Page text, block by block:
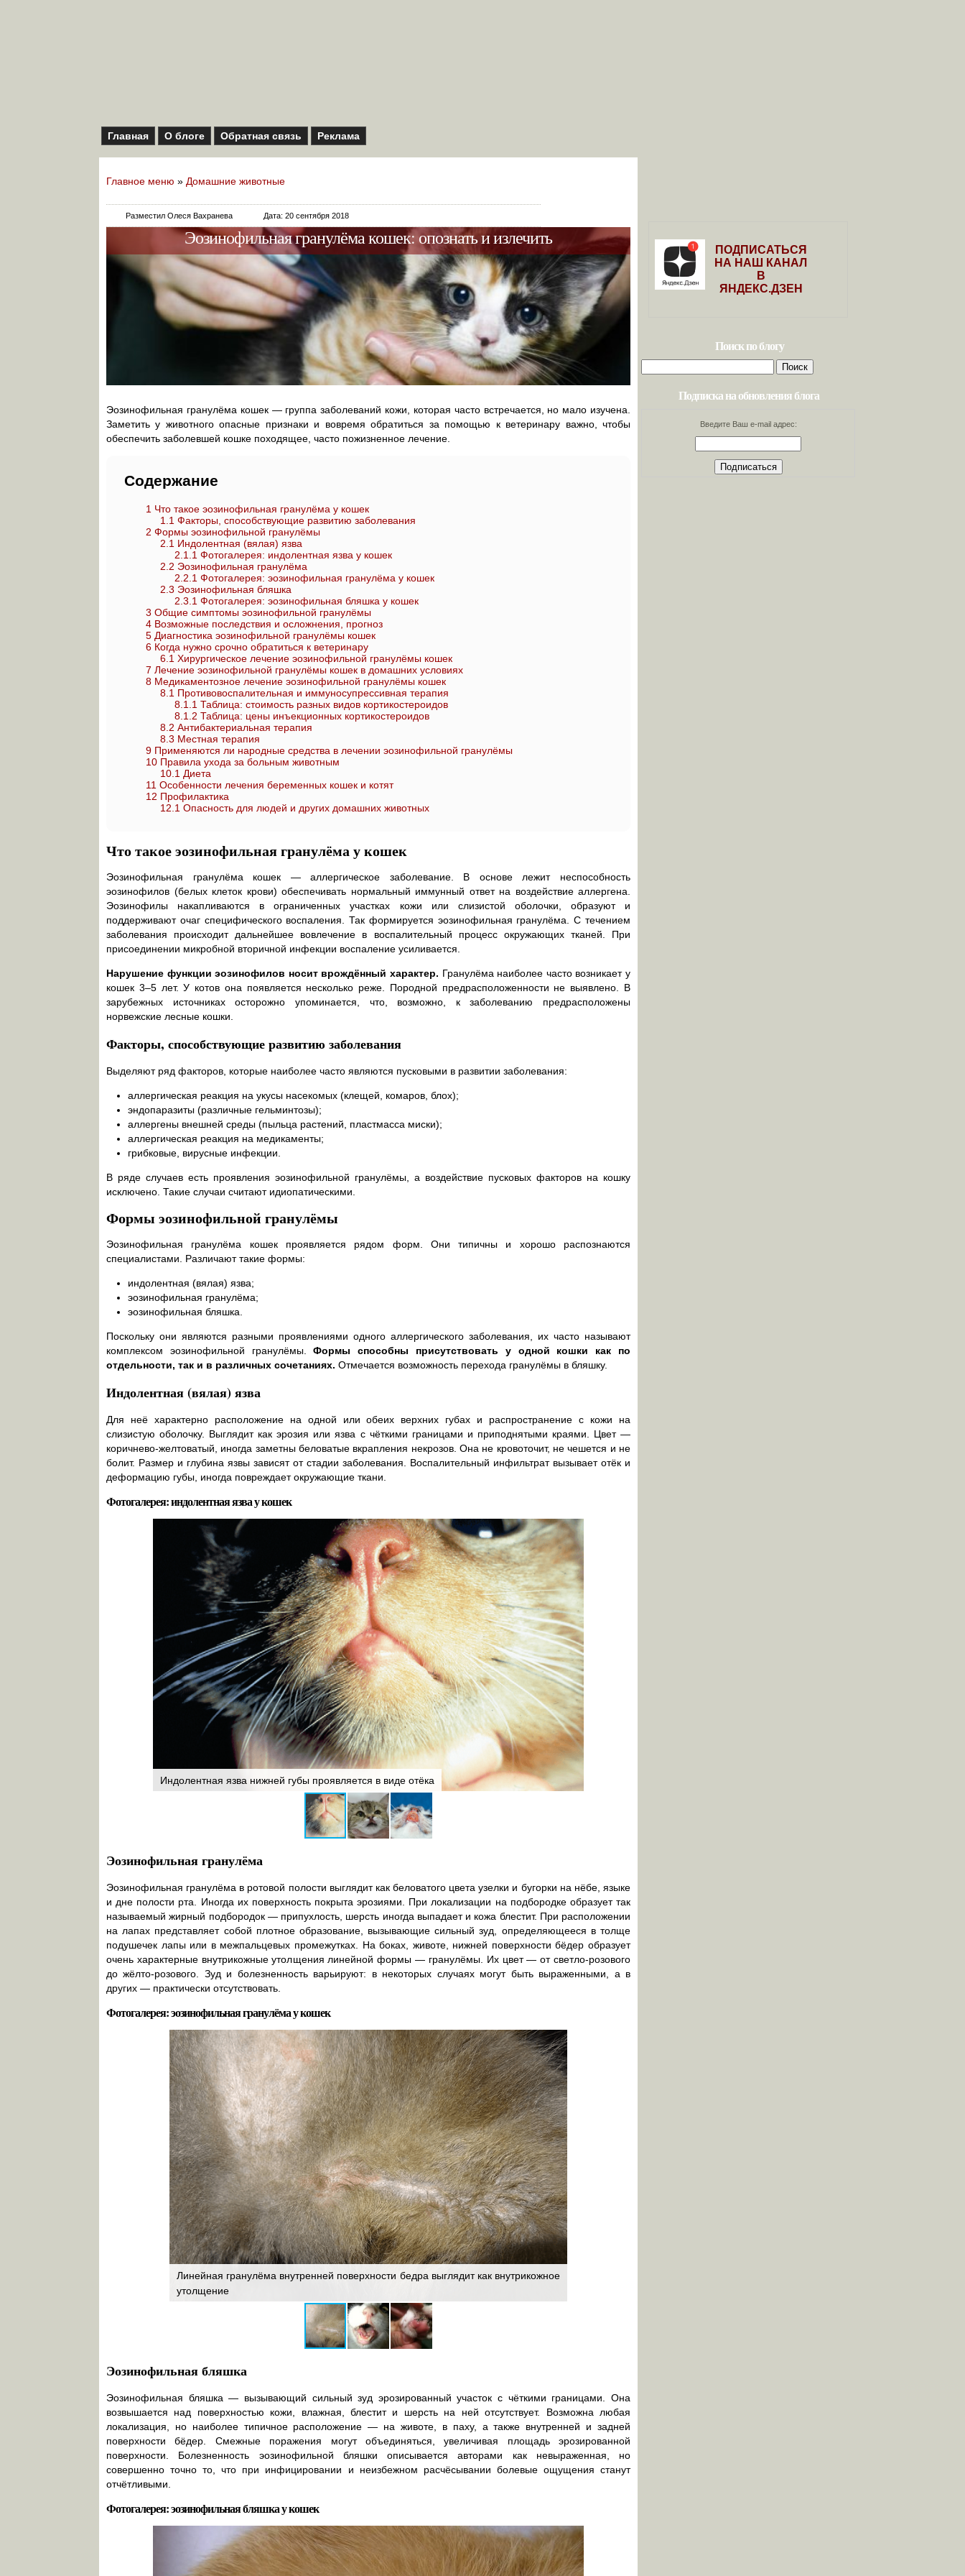
Главная О блоге Обратная связь Реклама
Главное меню » Домашние животные
Разместил Олеся Вахранева Дата: 20 сентября 2018
Эозинофильная гранулёма кошек: опознать и излечить
Эозинофильная гранулёма кошек — группа заболеваний кожи, которая часто встречается, но мало изучена.
Заметить у животного опасные признаки и вовремя обратиться за помощью к ветеринару важно, чтобы
обеспечить заболевшей кошке походящее, часто пожизненное лечение.
Содержание
1 Что такое эозинофильная гранулёма у кошек
1.1 Факторы, способствующие развитию заболевания
2 Формы эозинофильной гранулёмы
2.1 Индолентная (вялая) язва
2.1.1 Фотогалерея: индолентная язва у кошек
2.2 Эозинофильная гранулёма
2.2.1 Фотогалерея: эозинофильная гранулёма у кошек
2.3 Эозинофильная бляшка
2.3.1 Фотогалерея: эозинофильная бляшка у кошек
3 Общие симптомы эозинофильной гранулёмы
4 Возможные последствия и осложнения, прогноз
5 Диагностика эозинофильной гранулёмы кошек
6 Когда нужно срочно обратиться к ветеринару
6.1 Хирургическое лечение эозинофильной гранулёмы кошек
7 Лечение эозинофильной гранулёмы кошек в домашних условиях
8 Медикаментозное лечение эозинофильной гранулёмы кошек
8.1 Противовоспалительная и иммуносупрессивная терапия
8.1.1 Таблица: стоимость разных видов кортикостероидов
8.1.2 Таблица: цены инъекционных кортикостероидов
8.2 Антибактериальная терапия
8.3 Местная терапия
9 Применяются ли народные средства в лечении эозинофильной гранулёмы
10 Правила ухода за больным животным
10.1 Диета
11 Особенности лечения беременных кошек и котят
12 Профилактика
12.1 Опасность для людей и других домашних животных
Что такое эозинофильная гранулёма у кошек
Эозинофильная гранулёма кошек — аллергическое заболевание. В основе лежит неспособность
эозинофилов (белых клеток крови) обеспечивать нормальный иммунный ответ на воздействие аллергена.
Эозинофилы накапливаются в ограниченных участках кожи или слизистой оболочки, образуют и
поддерживают очаг специфического воспаления. Так формируется эозинофильная гранулёма. С течением
заболевания происходит дальнейшее вовлечение в воспалительный процесс окружающих тканей. При
присоединении микробной вторичной инфекции воспаление усиливается.
Нарушение функции эозинофилов носит врождённый характер. Гранулёма наиболее часто возникает у
кошек 3–5 лет. У котов она появляется несколько реже. Породной предрасположенности не выявлено. В
зарубежных источниках осторожно упоминается, что, возможно, к заболеванию предрасположены
норвежские лесные кошки.
Факторы, способствующие развитию заболевания
Выделяют ряд факторов, которые наиболее часто являются пусковыми в развитии заболевания:
аллергическая реакция на укусы насекомых (клещей, комаров, блох);
эндопаразиты (различные гельминтозы);
аллергены внешней среды (пыльца растений, пластмасса миски);
аллергическая реакция на медикаменты;
грибковые, вирусные инфекции.
В ряде случаев есть проявления эозинофильной гранулёмы, а воздействие пусковых факторов на кошку
исключено. Такие случаи считают идиопатическими.
Формы эозинофильной гранулёмы
Эозинофильная гранулёма кошек проявляется рядом форм. Они типичны и хорошо распознаются
специалистами. Различают такие формы:
индолентная (вялая) язва;
эозинофильная гранулёма;
эозинофильная бляшка.
Поскольку они являются разными проявлениями одного аллергического заболевания, их часто называют
комплексом эозинофильной гранулёмы.Формы способны присутствовать у одной кошки как по
отдельности, так и в различных сочетаниях. Отмечается возможность перехода гранулёмы в бляшку.
Индолентная (вялая) язва
Для неё характерно расположение на одной или обеих верхних губах и распространение с кожи на
слизистую оболочку. Выглядит как эрозия или язва с чёткими границами и приподнятыми краями. Цвет —
коричнево-желтоватый, иногда заметны беловатые вкрапления некрозов. Она не кровоточит, не чешется и не
болит. Размер и глубина язвы зависят от стадии заболевания. Воспалительный инфильтрат вызывает отёк и
деформацию губы, иногда повреждает окружающие ткани.
Фотогалерея: индолентная язва у кошек
Индолентная язва нижней губы проявляется в виде отёка
Эозинофильная гранулёма
Эозинофильная гранулёма в ротовой полости выглядит как беловатого цвета узелки и бугорки на нёбе, языке
и дне полости рта. Иногда их поверхность покрыта эрозиями. При локализации на подбородке образует так
называемый жирный подбородок — припухлость, шерсть иногда выпадает и кожа блестит. При расположении
на лапах представляет собой плотное образование, вызывающие сильный зуд, определяющееся в толще
подушечек лапы или в межпальцевых промежутках. На боках, животе, нижней поверхности бёдер образует
очень характерные внутрикожные утолщения линейной формы — гранулёмы. Их цвет — от светло-розового
до жёлто-розового. Зуд и болезненность варьируют: в некоторых случаях могут быть выраженными, а в
других — практически отсутствовать.
Фотогалерея: эозинофильная гранулёма у кошек
Линейная гранулёма внутренней поверхности бедра выглядит как внутрикожное
утолщение
Эозинофильная бляшка
Эозинофильная бляшка — вызывающий сильный зуд эрозированный участок с чёткими границами. Она
возвышается над поверхностью кожи, влажная, блестит и шерсть на ней отсутствует. Возможна любая
локализация, но наиболее типичное расположение — на животе, в паху, а также внутренней и задней
поверхности бёдер. Смежные поражения могут объединяться, увеличивая площадь эрозированной
поверхности. Болезненность эозинофильной бляшки описывается авторами как невыраженная, но
совершенно точно то, что при инфицировании и неизбежном расчёсывании болевые ощущения станут
отчётливыми.
Фотогалерея: эозинофильная бляшка у кошек
ПОДПИСАТЬСЯ
НА НАШ КАНАЛ
В
ЯНДЕКС.ДЗЕН
Поиск по блогу
Найти:
Подписка на обновления блога
Введите Ваш e-mail адрес: